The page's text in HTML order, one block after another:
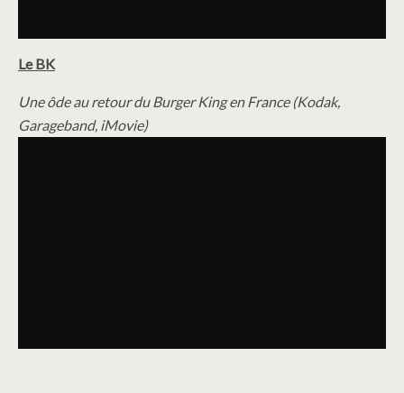
Le BK
Une ôde au retour du Burger King en France (Kodak,
Garageband, iMovie)